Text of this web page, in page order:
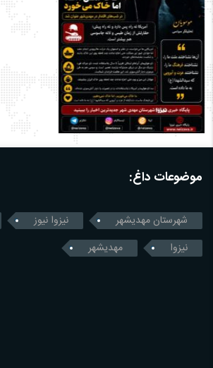
موضوعات داغ:
شهرستان مهدیشهر نیزوا نیوز
نیزوا
مهدیشهر